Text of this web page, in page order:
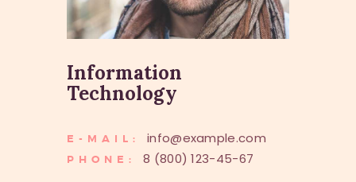
Information
Technology
E-MAIL: info@example.com
PHONE: 8 (800) 123-45-67